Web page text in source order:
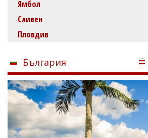
Ямбол
Сливен
Пловдив
България